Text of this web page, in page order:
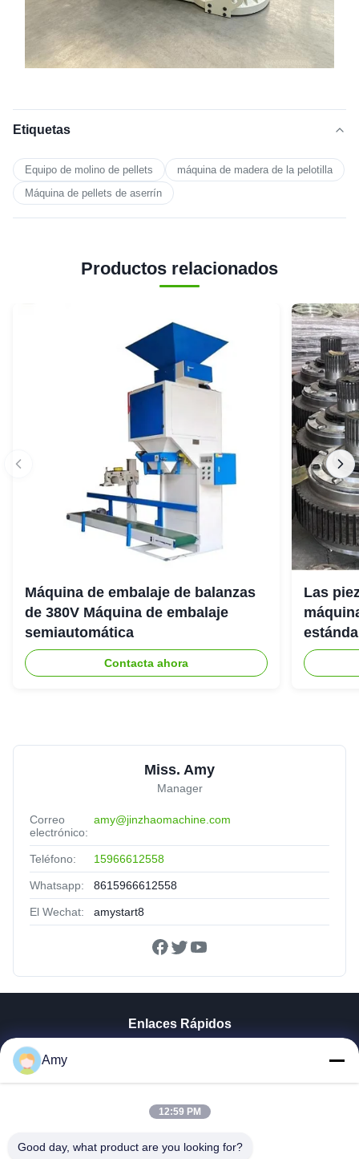
Etiquetas
Equipo de molino de pellets
máquina de madera de la pelotilla
Máquina de pellets de aserrín
Productos relacionados
Máquina de embalaje de balanzas
de 380V Máquina de embalaje
semiautomática
Contacta ahora
Las
Miss. Amy
Manager
Correo
electrónico:
amy@jinzhaomachine.com
Teléfono: 15966612558
Whatsapp: 8615966612558
El Wechat: amystart8
Enlaces Rápidos
Demostración De VR
Viaje De La Fábrica
Amy
12:59 PM
Good day, what product are you looking for?